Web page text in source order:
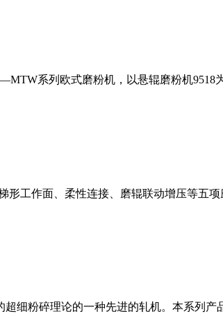
系列欧式磨粉机，以悬辊磨粉机9518
工作面、柔性连接、磨辊联动增压等五
细粉碎理论的一种先进的轧机。本系列产